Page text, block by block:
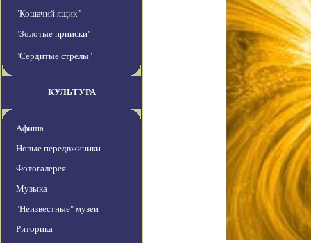
"Кошачий ящик"
"Золотые прииски"
"Сердитые стрелы"
КУЛЬТУРА
Афиша
Новые передвжиники
Фотогалерея
Музыка
"Неизвестные" музеи
Риторика